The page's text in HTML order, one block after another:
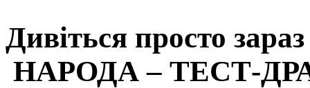
Дивіться просто
НАРОДА – ТЕСТ-